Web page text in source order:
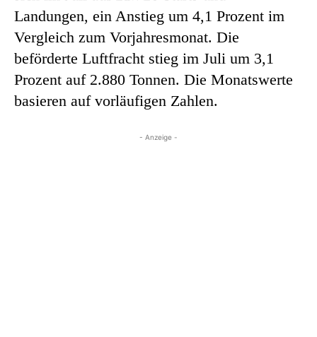
Landungen, ein Anstieg um 4,1 Prozent im
Vergleich zum Vorjahresmonat. Die
beförderte Luftfracht stieg im Juli um 3,1
Prozent auf 2.880 Tonnen. Die Monatswerte
basieren auf vorläufigen Zahlen.
- Anzeige -